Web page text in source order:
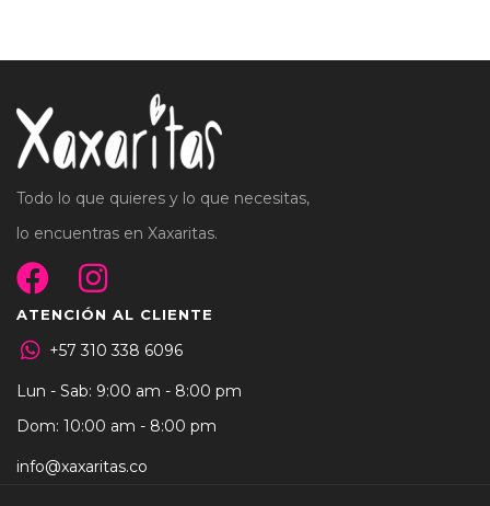
Todo lo que quieres y lo que necesitas,
lo encuentras en Xaxaritas.
ATENCIÓN AL CLIENTE
+57 310 338 6096
Lun - Sab: 9:00 am - 8:00 pm
Dom: 10:00 am - 8:00 pm
info@xaxaritas.co